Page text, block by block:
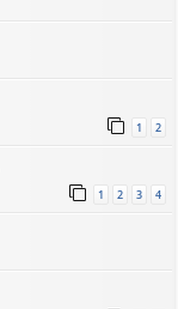
1 2
1 2 3 4